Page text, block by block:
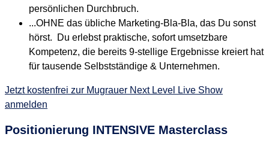
persönlichen Durchbruch.
...OHNE das übliche Marketing-Bla-Bla, das Du sonst
hörst. Du erlebst praktische, sofort umsetzbare
Kompetenz, die bereits 9-stellige Ergebnisse kreiert hat
für tausende Selbstständige & Unternehmen.
Jetzt kostenfrei zur Mugrauer Next Level Live Show
anmelden
Positionierung INTENSIVE Masterclass